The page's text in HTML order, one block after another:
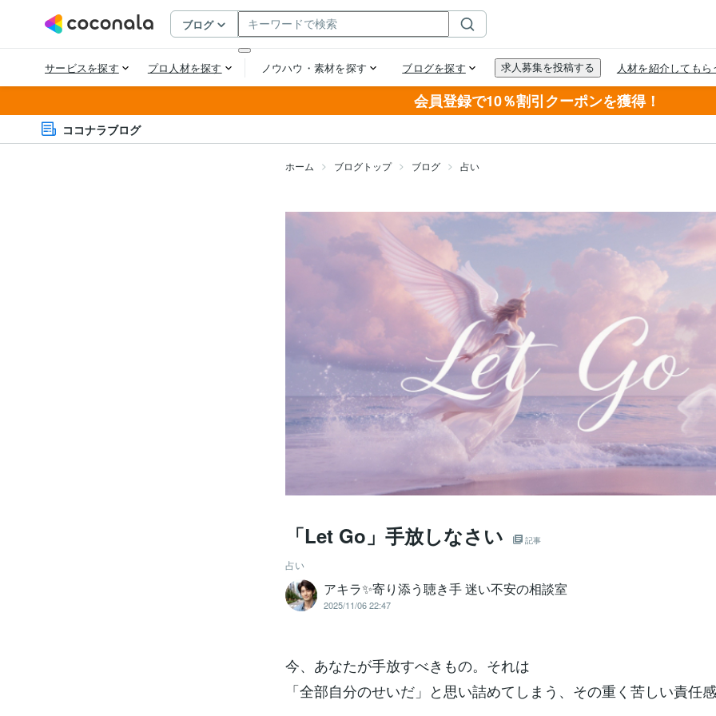
会員登録で10％割引クーポンを獲得！
ココナラブログ
ホーム ブログトップ ブログ 占い
「Let Go」手放しなさい 記事
占い
アキラ✨寄り添う聴き手 迷い不安の相談室
2025/11/06 22:47
今、あなたが手放すべきもの。それは
「全部自分のせいだ」と思い詰めてしまう、その重く苦しい責任